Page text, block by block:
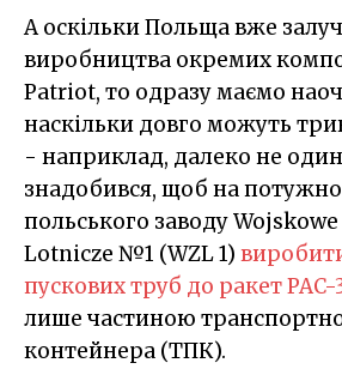
А оскільки Польща вже
виробництва окремих
Patriot, то одразу маємо
наскільки довго можуть
- наприклад, далеко не
знадобився, щоб на
польського заводу Wojskowe
Lotnicze №1 (WZL 1)
пускових труб до ракет PAC-
лише частиною
контейнера (ТПК).